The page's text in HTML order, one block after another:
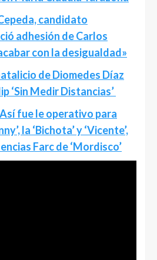
candidato
adhesión de Carlos
con la desigualdad»
de Diomedes Díaz
‘Sin Medir Distancias’
Así fue le operativo para
la ‘Bichota’ y ‘Vicente’,
Farc de ‘Mordisco’